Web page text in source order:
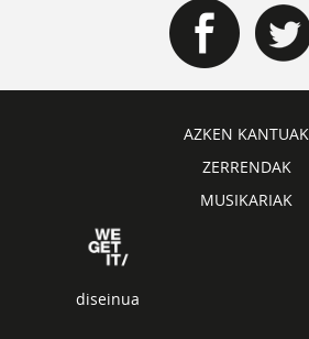
AZKEN KANTUAK
ZERRENDAK
MUSIKARIAK
diseinua